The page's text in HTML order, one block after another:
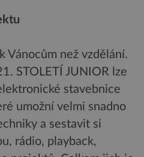
Vánocům než vzdělání.
STOLETÍ JUNIOR lze
stavebnice
umožní velmi snadno
a sestavit si
rádio, playback,